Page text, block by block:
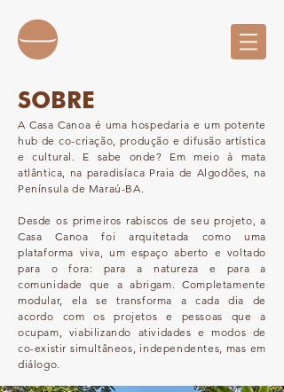
SOBRE
A Casa Canoa é uma hospedaria e um potente
hub de co-criação, produção e difusão artística
e cultural. E sabe onde? Em meio à mata
atlântica, na paradisíaca Praia de Algodões, na
Península de Maraú-BA.
Desde os primeiros rabiscos de seu projeto, a
Casa Canoa foi arquitetada como uma
plataforma viva, um espaço aberto e voltado
para o fora: para a natureza e para a
comunidade que a abrigam. Completamente
modular, ela se transforma a cada dia de
acordo com os projetos e pessoas que a
ocupam, viabilizando atividades e modos de
co-existir simultâneos, independentes, mas em
diálogo.